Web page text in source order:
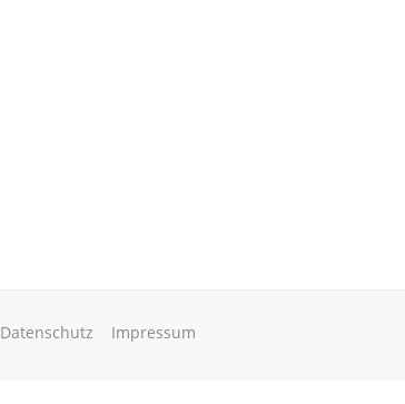
Datenschutz Impressum